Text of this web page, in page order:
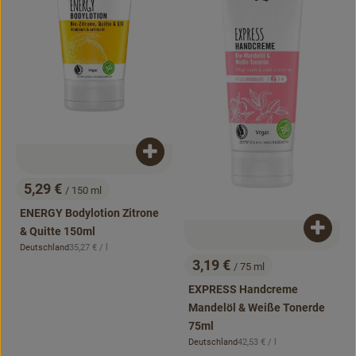
, Preis:
5,29 € / 150 ml
ENERGY Bodylotion Zitrone
& Quitte 150ml
, Herkunft:
Deutschland, Referenzpreis:
35,27 € / l
Produkt zum Warenkorb hinzufügen
, Preis:
3,19 € / 75 ml
EXPRESS Handcreme
Mandelöl & Weiße Tonerde
75ml
, Herkunft:
Deutschland, Referenzpreis:
42,53 € / l